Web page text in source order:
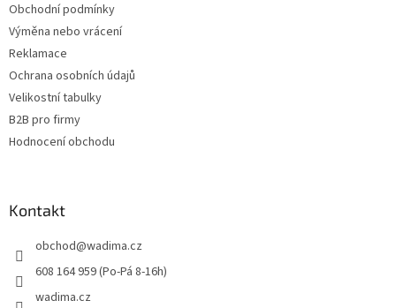
Obchodní podmínky
Výměna nebo vrácení
Reklamace
Ochrana osobních údajů
Velikostní tabulky
B2B pro firmy
Hodnocení obchodu
Kontakt
obchod@wadima.cz
608 164 959 (Po-Pá 8-16h)
wadima.cz